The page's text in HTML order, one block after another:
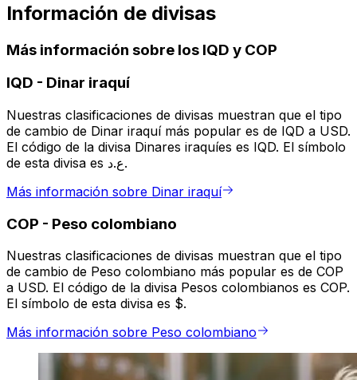
Información de divisas
Más información sobre los IQD y COP
IQD - Dinar iraquí
Nuestras clasificaciones de divisas muestran que el tipo
de cambio de Dinar iraquí más popular es de IQD a USD.
El código de la divisa Dinares iraquíes es IQD. El símbolo
de esta divisa es ع.د.
Más información sobre Dinar iraquí
COP - Peso colombiano
Nuestras clasificaciones de divisas muestran que el tipo
de cambio de Peso colombiano más popular es de COP
a USD. El código de la divisa Pesos colombianos es COP.
El símbolo de esta divisa es $.
Más información sobre Peso colombiano